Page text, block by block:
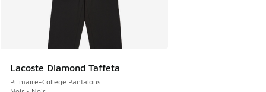
Lacoste Diamond Taffeta
Primaire-College Pantalons